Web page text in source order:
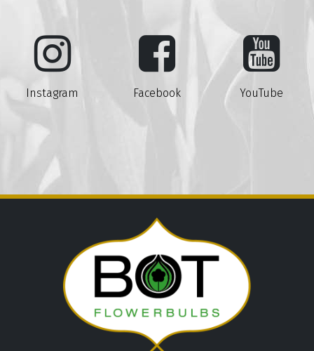
Instagram Facebook YouTube